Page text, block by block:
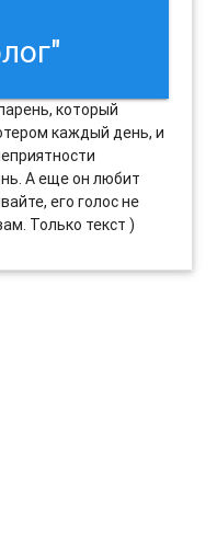
который
каждый день, и
А еще он любит
его голос не
Только текст )